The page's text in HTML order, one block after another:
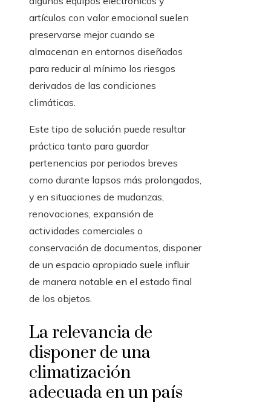
artículos con valor emocional suelen
preservarse mejor cuando se
almacenan en entornos diseñados
para reducir al mínimo los riesgos
derivados de las condiciones
climáticas.
Este tipo de solución puede resultar
práctica tanto para guardar
pertenencias por periodos breves
como durante lapsos más prolongados,
y en situaciones de mudanzas,
renovaciones, expansión de
actividades comerciales o
conservación de documentos, disponer
de un espacio apropiado suele influir
de manera notable en el estado final
de los objetos.
La relevancia de
disponer de una
climatización
adecuada en un país